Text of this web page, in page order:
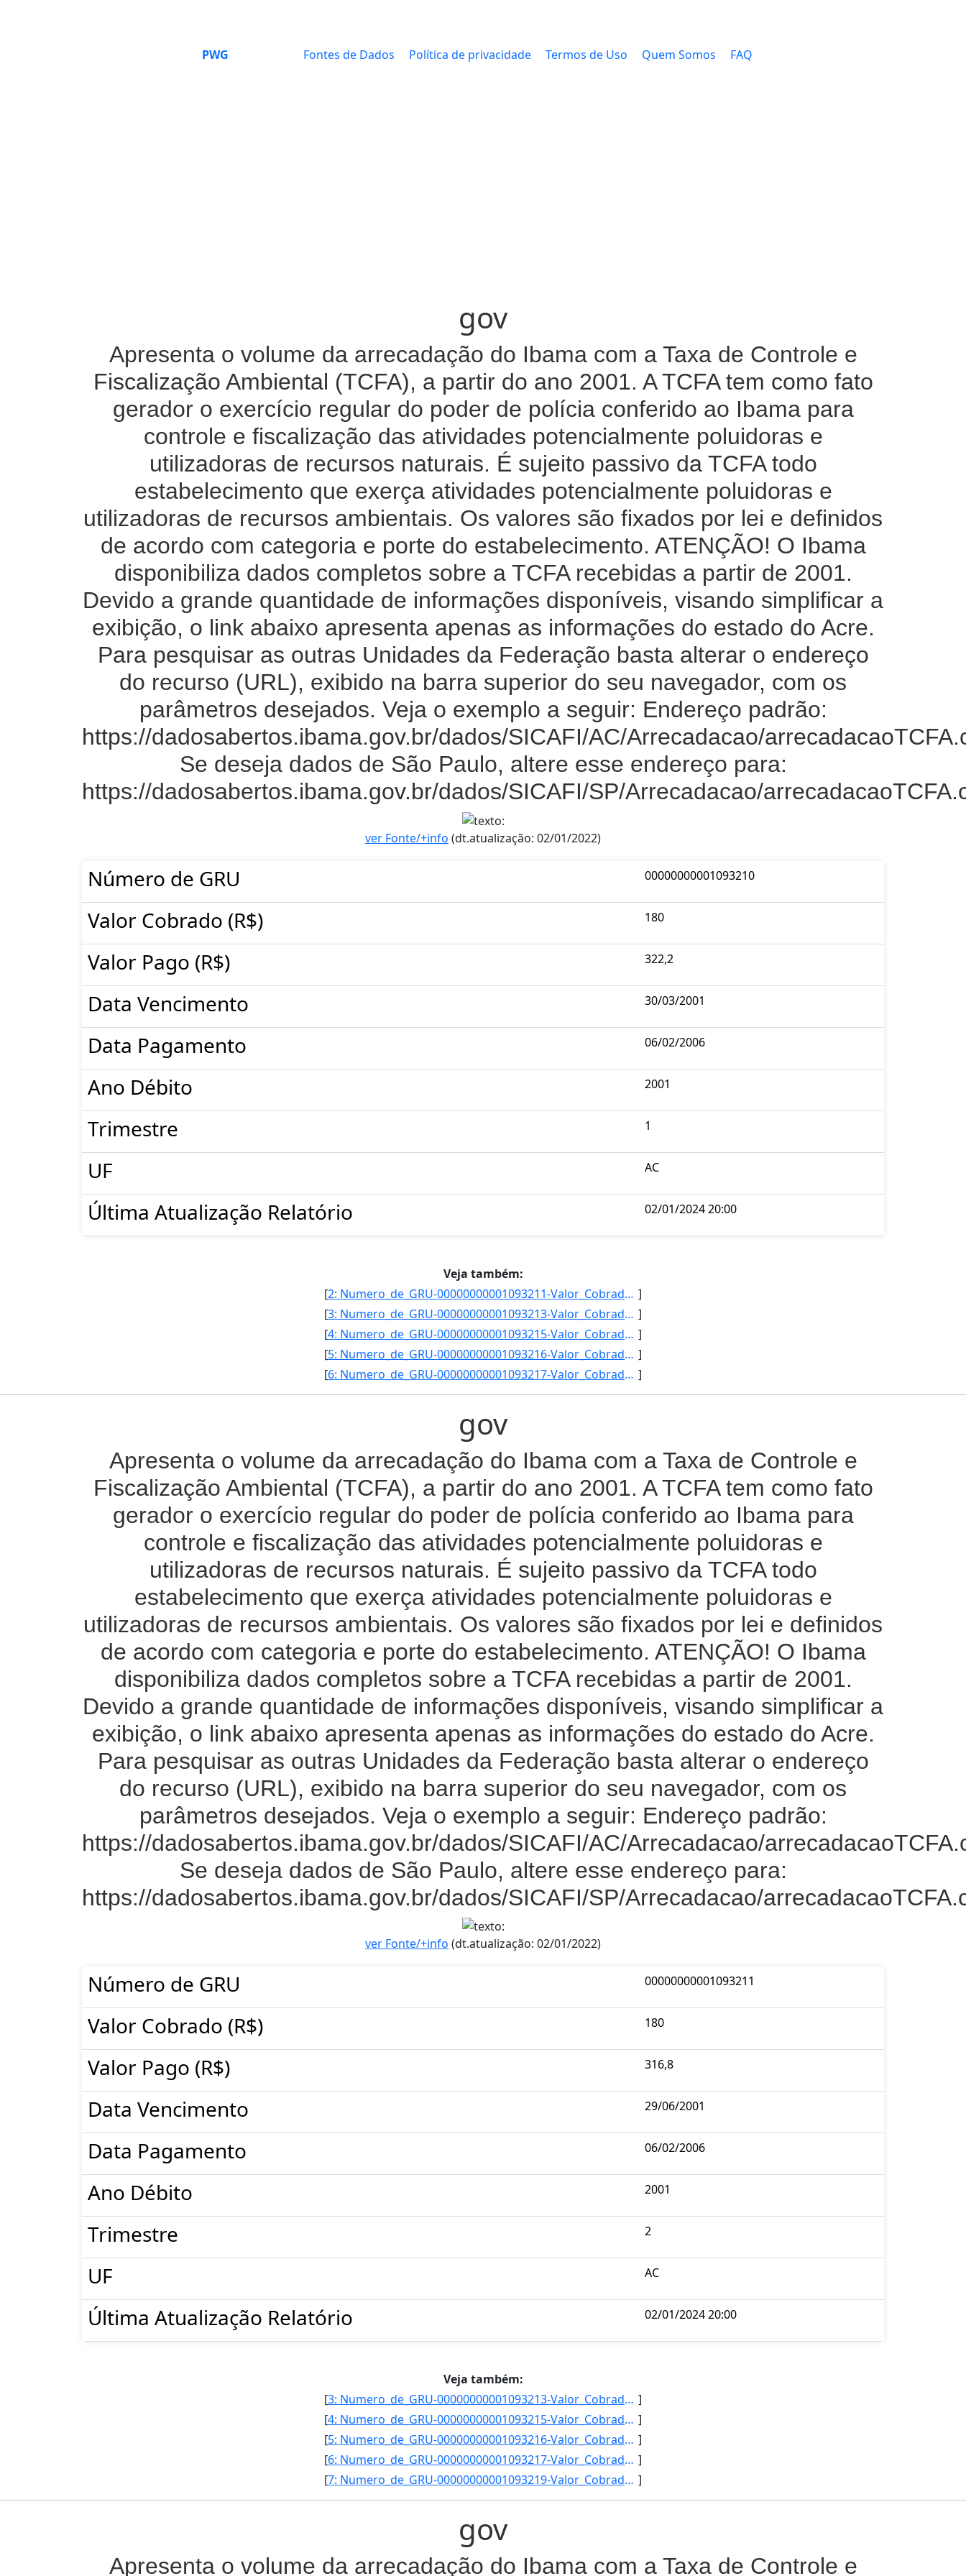
PWG Fontes de Dados Política de privacidade Termos de Uso Quem Somos FAQ
gov
Apresenta o volume da arrecadação do Ibama com a Taxa de Controle e
Fiscalização Ambiental (TCFA), a partir do ano 2001. A TCFA tem como fato
gerador o exercício regular do poder de polícia conferido ao Ibama para
controle e fiscalização das atividades potencialmente poluidoras e
utilizadoras de recursos naturais. É sujeito passivo da TCFA todo
estabelecimento que exerça atividades potencialmente poluidoras e
utilizadoras de recursos ambientais. Os valores são fixados por lei e definidos
de acordo com categoria e porte do estabelecimento. ATENÇÃO! O Ibama
disponibiliza dados completos sobre a TCFA recebidas a partir de 2001.
Devido a grande quantidade de informações disponíveis, visando simplificar a
exibição, o link abaixo apresenta apenas as informações do estado do Acre.
Para pesquisar as outras Unidades da Federação basta alterar o endereço
do recurso (URL), exibido na barra superior do seu navegador, com os
parâmetros desejados. Veja o exemplo a seguir: Endereço padrão:
https://dadosabertos.ibama.gov.br/dados/SICAFI/AC/Arrecadacao/
Se deseja dados de São Paulo, altere esse endereço para:
https://dadosabertos.ibama.gov.br/dados/SICAFI/SP/Arrecadacao/
ver Fonte/+info (dt.atualização: 02/01/2022)
Número de GRU 00000000001093210
Valor Cobrado (R$) 180
Valor Pago (R$) 322,2
Data Vencimento 30/03/2001
Data Pagamento 06/02/2006
Ano Débito 2001
Trimestre 1
UF AC
Última Atualização Relatório 02/01/2024 20:00
Veja também:
[
2: Numero_de_GRU-00000000001093211-Valor_Cobrado_(R$)-180-Valor_Pago_(R$)-316-8-Data_Vencimento-29/06/2] ]
[
3: Numero_de_GRU-00000000001093213-Valor_Cobrado_(R$)-180-Valor_Pago_(R$)-311-4-Data_Vencimento-28/09/2] ]
[
4: Numero_de_GRU-00000000001093215-Valor_Cobrado_(R$)-180-Valor_Pago_(R$)-300-6-Data_Vencimento-28/03/2] ]
[
5: Numero_de_GRU-00000000001093216-Valor_Cobrado_(R$)-180-Valor_Pago_(R$)-295-2-Data_Vencimento-28/06/2] ]
[
6: Numero_de_GRU-00000000001093217-Valor_Cobrado_(R$)-180-Valor_Pago_(R$)-289-8-Data_Vencimento-30/09/2] ]
gov
Apresenta o volume da arrecadação do Ibama com a Taxa de Controle e
Fiscalização Ambiental (TCFA), a partir do ano 2001. A TCFA tem como fato
gerador o exercício regular do poder de polícia conferido ao Ibama para
controle e fiscalização das atividades potencialmente poluidoras e
utilizadoras de recursos naturais. É sujeito passivo da TCFA todo
estabelecimento que exerça atividades potencialmente poluidoras e
utilizadoras de recursos ambientais. Os valores são fixados por lei e definidos
de acordo com categoria e porte do estabelecimento. ATENÇÃO! O Ibama
disponibiliza dados completos sobre a TCFA recebidas a partir de 2001.
Devido a grande quantidade de informações disponíveis, visando simplificar a
exibição, o link abaixo apresenta apenas as informações do estado do Acre.
Para pesquisar as outras Unidades da Federação basta alterar o endereço
do recurso (URL), exibido na barra superior do seu navegador, com os
parâmetros desejados. Veja o exemplo a seguir: Endereço padrão:
https://dadosabertos.ibama.gov.br/dados/SICAFI/AC/Arrecadacao/
Se deseja dados de São Paulo, altere esse endereço para:
https://dadosabertos.ibama.gov.br/dados/SICAFI/SP/Arrecadacao/
ver Fonte/+info (dt.atualização: 02/01/2022)
Número de GRU 00000000001093211
Valor Cobrado (R$) 180
Valor Pago (R$) 316,8
Data Vencimento 29/06/2001
Data Pagamento 06/02/2006
Ano Débito 2001
Trimestre 2
UF AC
Última Atualização Relatório 02/01/2024 20:00
Veja também:
[
3: Numero_de_GRU-00000000001093213-Valor_Cobrado_(R$)-180-Valor_Pago_(R$)-311-4-Data_Vencimento-28/09/2] ]
[
4: Numero_de_GRU-00000000001093215-Valor_Cobrado_(R$)-180-Valor_Pago_(R$)-300-6-Data_Vencimento-28/03/2] ]
[
5: Numero_de_GRU-00000000001093216-Valor_Cobrado_(R$)-180-Valor_Pago_(R$)-295-2-Data_Vencimento-28/06/2] ]
[
6: Numero_de_GRU-00000000001093217-Valor_Cobrado_(R$)-180-Valor_Pago_(R$)-289-8-Data_Vencimento-30/09/2] ]
[
7: Numero_de_GRU-00000000001093219-Valor_Cobrado_(R$)-180-Valor_Pago_(R$)-284-4-Data_Vencimento-30/12/2] ]
gov
Apresenta o volume da arrecadação do Ibama com a Taxa de Controle e